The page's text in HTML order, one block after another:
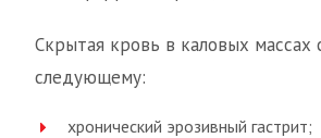
Скрытая кровь в каловых массах
следующему:
хронический эрозивный гастрит;